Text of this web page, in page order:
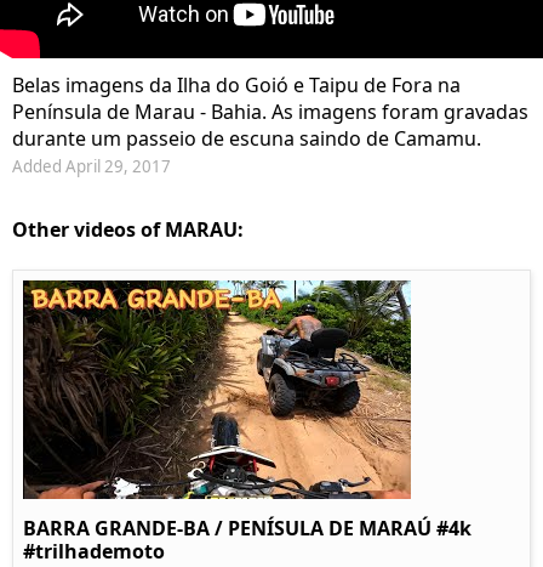
Belas imagens da Ilha do Goió e Taipu de Fora na
Península de Marau - Bahia. As imagens foram gravadas
durante um passeio de escuna saindo de Camamu.
Added April 29, 2017
Other videos of MARAU:
BARRA GRANDE-BA / PENÍSULA DE MARAÚ #4k
#trilhademoto